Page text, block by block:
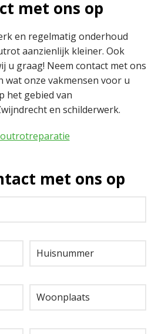
met ons op
en regelmatig onderhoud
aanzienlijk kleiner. Ook
u graag! Neem contact met ons
wat onze vakmensen voor u
het gebied van
en schilderwerk.
met ons op